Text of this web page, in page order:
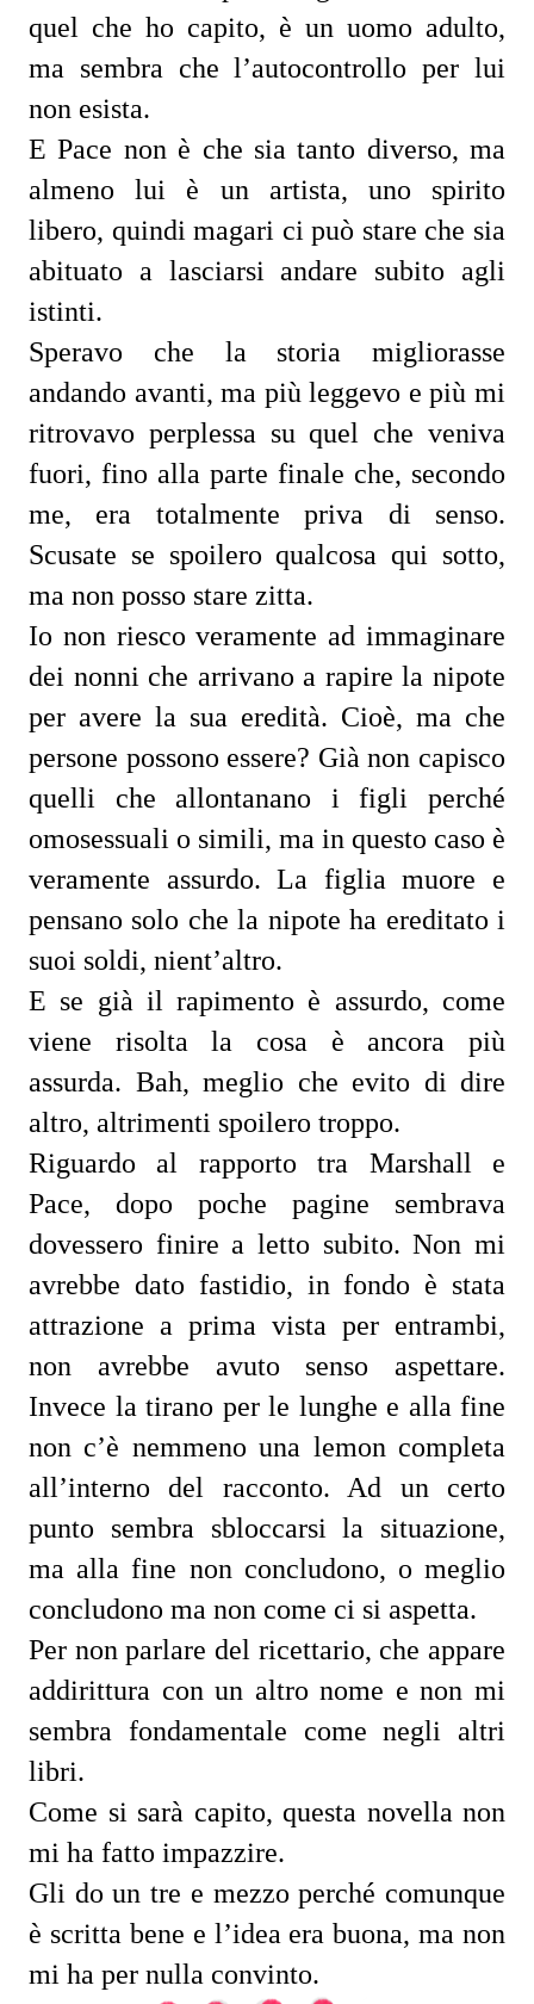
quel che ho capito, è un uomo adulto,
ma sembra che l’autocontrollo per lui
non esista.
E Pace non è che sia tanto diverso, ma
almeno lui è un artista, uno spirito
libero, quindi magari ci può stare che sia
abituato a lasciarsi andare subito agli
istinti.
Speravo che la storia migliorasse
andando avanti, ma più leggevo e più mi
ritrovavo perplessa su quel che veniva
fuori, fino alla parte finale che, secondo
me, era totalmente priva di senso.
Scusate se spoilero qualcosa qui sotto,
ma non posso stare zitta.
Io non riesco veramente ad immaginare
dei nonni che arrivano a rapire la nipote
per avere la sua eredità. Cioè, ma che
persone possono essere? Già non capisco
quelli che allontanano i figli perché
omosessuali o simili, ma in questo caso è
veramente assurdo. La figlia muore e
pensano solo che la nipote ha ereditato i
suoi soldi, nient’altro.
E se già il rapimento è assurdo, come
viene risolta la cosa è ancora più
assurda. Bah, meglio che evito di dire
altro, altrimenti spoilero troppo.
Riguardo al rapporto tra Marshall e
Pace, dopo poche pagine sembrava
dovessero finire a letto subito. Non mi
avrebbe dato fastidio, in fondo è stata
attrazione a prima vista per entrambi,
non avrebbe avuto senso aspettare.
Invece la tirano per le lunghe e alla fine
non c’è nemmeno una lemon completa
all’interno del racconto. Ad un certo
punto sembra sbloccarsi la situazione,
ma alla fine non concludono, o meglio
concludono ma non come ci si aspetta.
Per non parlare del ricettario, che appare
addirittura con un altro nome e non mi
sembra fondamentale come negli altri
libri.
Come si sarà capito, questa novella non
mi ha fatto impazzire.
Gli do un tre e mezzo perché comunque
è scritta bene e l’idea era buona, ma non
mi ha per nulla convinto.